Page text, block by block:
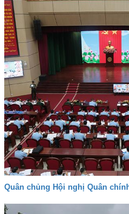
Quân chủng Hội nghị Quân